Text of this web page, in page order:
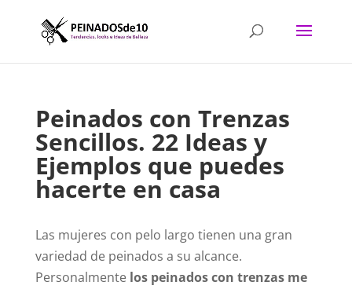
Peinados con Trenzas
Sencillos. 22 Ideas y
Ejemplos que puedes
hacerte en casa
Las mujeres con pelo largo tienen una gran
variedad de peinados a su alcance.
Personalmente los peinados con trenzas me